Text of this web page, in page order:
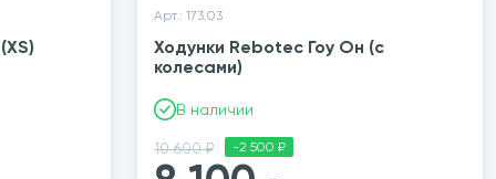
Арт.: 173.03
Ходунки Rebotec Гоу Он (с
колесами)
В наличии
10 600 ₽ -2 500 ₽